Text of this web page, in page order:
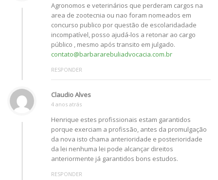
Agronomos e veterinários que perderam cargos na
area de zootecnia ou nao foram nomeados em
concurso publico por questão de escolaridadade
incompatível, posso ajudá-los a retonar ao cargo
público , mesmo após transito em julgado.
contato@barbararebuliadvocacia.com.br
RESPONDER
Claudio Alves
4 anos atrás
Henrique estes profissionais estam garantidos
porque exerciam a profissão, antes da promulgação
da nova isto chama anterioridade e posterioridade
da lei nenhuma lei pode alcançar direitos
anteriormente já garantidos bons estudos.
RESPONDER